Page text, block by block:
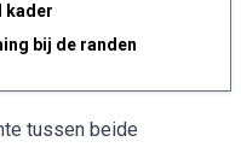
kader
bij de randen
tussen beide